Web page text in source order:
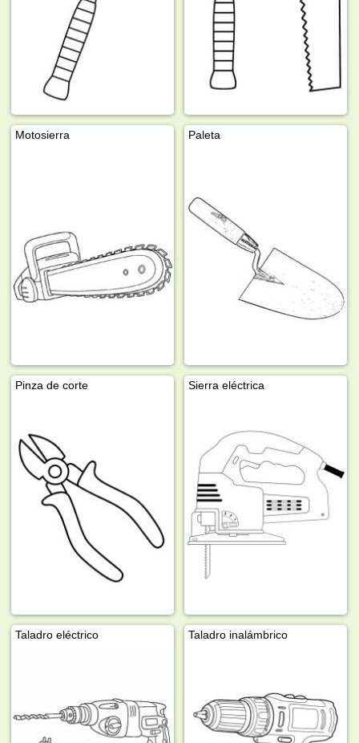
Motosierra Paleta
Pinza de corte Sierra eléctrica
Taladro eléctrico Taladro inalámbrico